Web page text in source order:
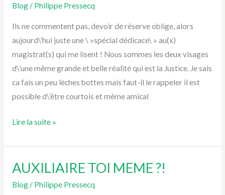
Blog/ Philippe Pressecq
Ils ne commentent pas, devoir de réserve oblige, alors
aujourd\’hui juste une \ »spécial dédicace\ » au(x)
magistrat(s) qui me lisent ! Nous sommes les deux visages
d\’une même grande et belle réalité qui est la Justice. Je sais
ca fais un peu lèches bottes mais faut-il le rappeler il est
possible d\’être courtois et même amical
Lire la suite »
AUXILIAIRE TOI MEME ?!
Blog/ Philippe Pressecq
AUXILIAIRE